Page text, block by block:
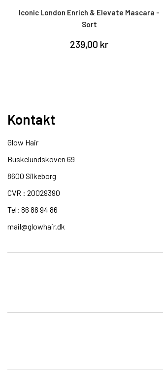
Iconic London Enrich & Elevate Mascara -
Sort
239,00 kr
Kontakt
Glow Hair
Buskelundskoven 69
8600 Silkeborg​
CVR : 20029390​
Tel: 86 86 94 86
mail@glowhair.dk